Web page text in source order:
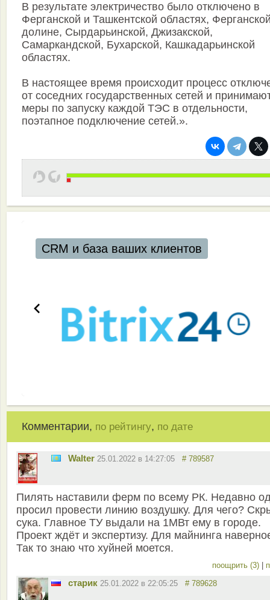
В результате электричество было отключено в
Ферганской и Ташкентской областях,
долине, Сырдарьинской, Джизакской,
Самаркандской, Бухарской, Кашкадарьинской
областях.
В настоящее время происходит процесс
от соседних государственных сетей и
меры по запуску каждой ТЭС в отдельности,
поэтапное подключение сетей.».
CRM и база ваших клиентов
Комментарии, по рейтингу, по дате
Walter 25.01.2022 в 14:27:05 # 789587
Пилять наставили ферм по всему РК. Недавно
просил провести линию воздушку. Для чего?
сука. Главное ТУ выдали на 1МВт ему в городе.
Проект ждёт и экспертизу. Для майнинга
Так то знаю что хуйней моется.
поощрить (3)
старик 25.01.2022 в 22:05:25 # 789628